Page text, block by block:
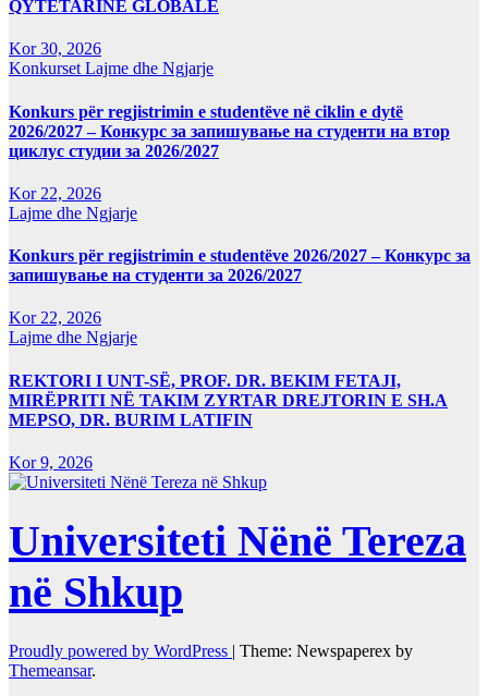
QYTETARINË GLOBALE
Kor 30, 2026
Konkurset Lajme dhe Ngjarje
Konkurs për regjistrimin e studentëve në ciklin e dytë
2026/2027 – Конкурс за запишување на студенти на втор
циклус студии за 2026/2027
Kor 22, 2026
Lajme dhe Ngjarje
Konkurs për regjistrimin e studentëve 2026/2027 – Конкурс за
запишување на студенти за 2026/2027
Kor 22, 2026
Lajme dhe Ngjarje
REKTORI I UNT-SË, PROF. DR. BEKIM FETAJI,
MIRËPRITI NË TAKIM ZYRTAR DREJTORIN E SH.A
MEPSO, DR. BURIM LATIFIN
Kor 9, 2026
Universiteti Nënë Tereza
në Shkup
Proudly powered by WordPress | Theme: Newspaperex by
Themeansar.